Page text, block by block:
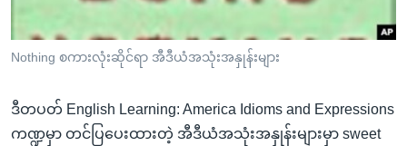
ကျော်
ကြည့်
ရှာဖွေ
ရန်
ဗွီအိုအေ လူမှုကွန်ယက်များ
ဘာသာစကားများ
Nothing စကားလုံးဆိုင်ရာ အီဒီယံအသုံးအနှုန်းများ
ဒီတပတ် English Learning: America Idioms and Expressions
ကဏ္ဍမှာ တင်ပြပေးထားတဲ့ အီဒီယံအသုံးအနှုန်းများမှာ sweet